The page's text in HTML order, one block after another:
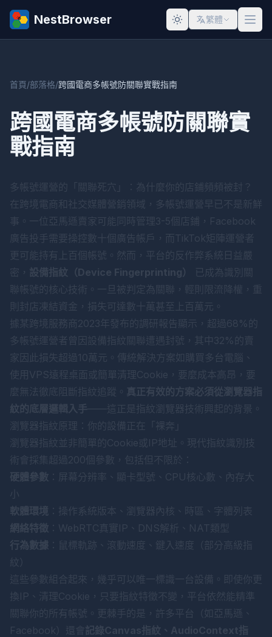
NestBrowser 繁體
首頁/部落格/跨國電商多帳號防關聯實戰指南
跨國電商多帳號防關聯實
戰指南
多帳號運營的「關聯死穴」：為什麼你的店鋪頻頻被封？
在跨境電商和社交媒體營銷領域，多帳號運營早已不是新鮮
事。一位亞馬遜賣家可能同時管理3-5個店鋪，Facebook
廣告投手需要操控數十個廣告帳戶，而TikTok矩陣運營者
更可能持有上百個帳號。然而，平台的反作弊系統日益嚴
密， 設備指紋（Device Fingerprinting）
已成為識別關
聯帳號的核心技術。一旦被判定為關聯，輕則限流降權，重
則封店凍結資金，損失可達數十萬甚至上百萬元。
據某跨境服務商2023年發布的調研報告顯示，超過68%的
多帳號運營者曾因設備指紋關聯遭遇封號，其中32%的賣
家因此損失超過10萬元。傳統解決方案如購買多台電腦、
使用VPS遠程桌面或簡單清理Cookie，要麼成本高昂，要
麼無法徹底阻斷指紋追蹤。 真正有效的方案必須從瀏覽器指
紋的底層邏輯入手——這正是指紋瀏覽器技術興起的背景。
瀏覽器指紋原理：你的設備正在「裸奔」
瀏覽器指紋並非簡單的Cookie或IP地址。現代指紋識別技
術會採集超過200個參數，包括但不限於：
硬體參數 ：屏幕分辨率、顯卡型號、CPU核心數、內存大
小
軟體環境 ：操作系統版本、瀏覽器內核、時區、字體列表
網絡特徵 ：WebRTC真實IP、DNS解析、NAT類型
行為數據 ：鼠標軌跡、滾動速度、鍵入速度（部分高級指
紋）
這些參數組合起來，幾乎可以唯一標識一台設備。即使你更
換IP、清理Cookie，只要指紋特徵不變，平台依然能精準
關聯你的所有帳號。更棘手的是，許多平台（如亞馬遜、
Facebook）還會記錄Canvas指紋、AudioContext指